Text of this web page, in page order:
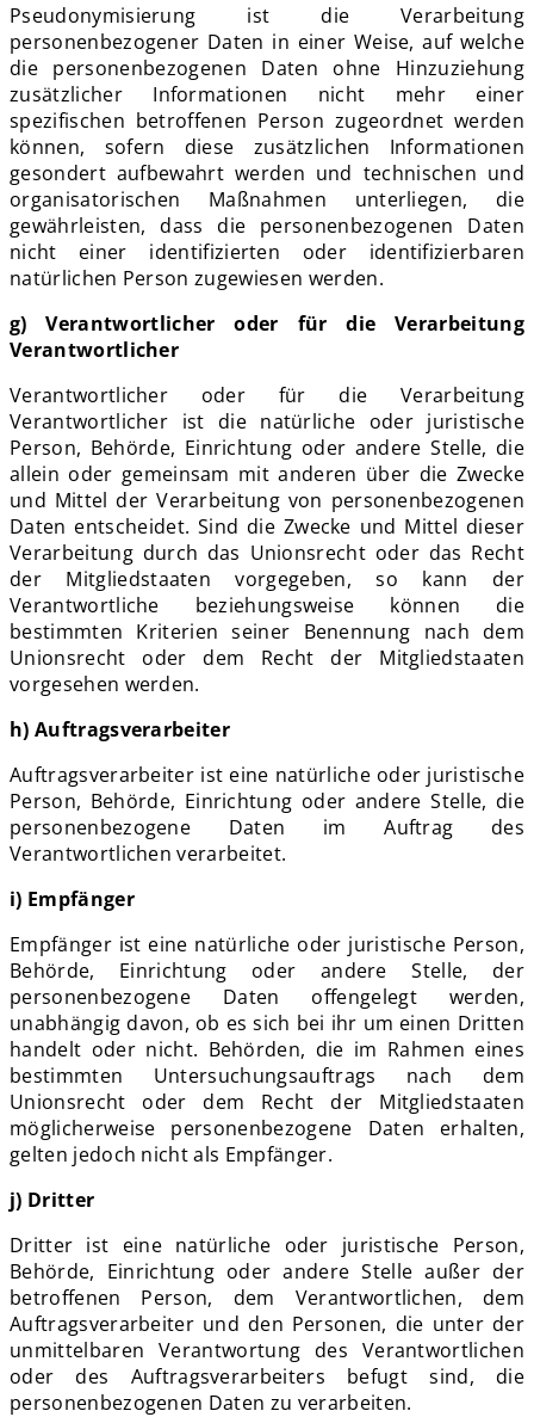
Pseudonymisierung ist die Verarbeitung
personenbezogener Daten in einer Weise, auf welche
die personenbezogenen Daten ohne Hinzuziehung
zusätzlicher Informationen nicht mehr einer
spezifischen betroffenen Person zugeordnet werden
können, sofern diese zusätzlichen Informationen
gesondert aufbewahrt werden und technischen und
organisatorischen Maßnahmen unterliegen, die
gewährleisten, dass die personenbezogenen Daten
nicht einer identifizierten oder identifizierbaren
natürlichen Person zugewiesen werden.
g) Verantwortlicher oder für die Verarbeitung
Verantwortlicher
Verantwortlicher oder für die Verarbeitung
Verantwortlicher ist die natürliche oder juristische
Person, Behörde, Einrichtung oder andere Stelle, die
allein oder gemeinsam mit anderen über die Zwecke
und Mittel der Verarbeitung von personenbezogenen
Daten entscheidet. Sind die Zwecke und Mittel dieser
Verarbeitung durch das Unionsrecht oder das Recht
der Mitgliedstaaten vorgegeben, so kann der
Verantwortliche beziehungsweise können die
bestimmten Kriterien seiner Benennung nach dem
Unionsrecht oder dem Recht der Mitgliedstaaten
vorgesehen werden.
h) Auftragsverarbeiter
Auftragsverarbeiter ist eine natürliche oder juristische
Person, Behörde, Einrichtung oder andere Stelle, die
personenbezogene Daten im Auftrag des
Verantwortlichen verarbeitet.
i) Empfänger
Empfänger ist eine natürliche oder juristische Person,
Behörde, Einrichtung oder andere Stelle, der
personenbezogene Daten offengelegt werden,
unabhängig davon, ob es sich bei ihr um einen Dritten
handelt oder nicht. Behörden, die im Rahmen eines
bestimmten Untersuchungsauftrags nach dem
Unionsrecht oder dem Recht der Mitgliedstaaten
möglicherweise personenbezogene Daten erhalten,
gelten jedoch nicht als Empfänger.
j) Dritter
Dritter ist eine natürliche oder juristische Person,
Behörde, Einrichtung oder andere Stelle außer der
betroffenen Person, dem Verantwortlichen, dem
Auftragsverarbeiter und den Personen, die unter der
unmittelbaren Verantwortung des Verantwortlichen
oder des Auftragsverarbeiters befugt sind, die
personenbezogenen Daten zu verarbeiten.